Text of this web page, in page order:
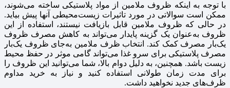
با توجه به اینکه ظروف ملامین از مواد پلاستیکی ساخته می‌شوند،
ممکن است سوالاتی در مورد تاثیرات زیست‌محیطی آنها پیش بیاید.
در حالی که ظروف ملامین قابل بازیافت نیستند، استفاده از این
ظروف به‌عنوان یک گزینه پایدار می‌تواند به کاهش مصرف ظروف
یک‌بار مصرف کمک کند. انتخاب ظرف ملامین به‌جای ظروف یک‌بار
مصرف پلاستیکی برای سرو غذا می‌تواند گامی موثر در حفظ محیط
زیست باشد. همچنین، به دلیل دوام بالا، شما می‌توانید این ظروف را
برای مدت زمان طولانی استفاده کنید و نیاز به خرید مداوم
ظرف‌های جدید نخواهید داشت.